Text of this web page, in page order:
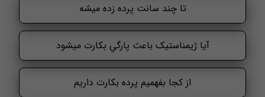
تا چند سانت پرده زده میشه
آيا ژیمناستیک باعث پارگي بكارت ميشود
از کجا بفهمیم پرده بکارت داریم